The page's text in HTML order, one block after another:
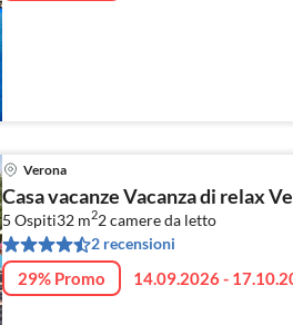
Verona
Casa vacanze Vacanza di relax
5 Ospiti32 m22camere da letto
2 recensioni
29% Promo 14.09.2026 -